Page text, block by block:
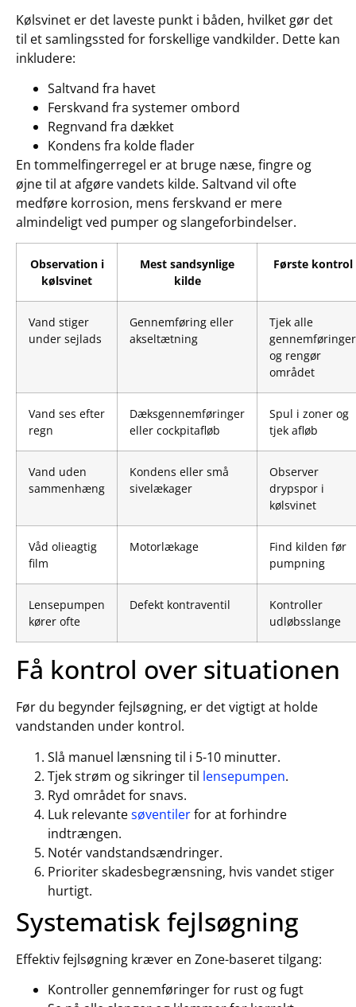
Kølsvinet er det laveste punkt i båden, hvilket gør det
til et samlingssted for forskellige vandkilder. Dette kan
inkludere:
Saltvand fra havet
Ferskvand fra systemer ombord
Regnvand fra dækket
Kondens fra kolde flader
En tommelfingerregel er at bruge næse, fingre og
øjne til at afgøre vandets kilde. Saltvand vil ofte
medføre korrosion, mens ferskvand er mere
almindeligt ved pumper og slangeforbindelser.
Observation i
kølsvinet
Mest sandsynlige
kilde
Første kontrol
Vand stiger
under sejlads
Gennemføring eller
akseltætning
Tjek alle
gennemføringer
og rengør
området
Vand ses efter
regn
Dæksgennemføringer
eller cockpitafløb
Spul i zoner og
tjek afløb
Vand uden
sammenhæng
Kondens eller små
sivelækager
Observer
drypspor i
kølsvinet
Våd olieagtig
film
Motorlækage
Find kilden før
pumpning
Lensepumpen
kører ofte
Defekt kontraventil
Kontroller
udløbsslange
Få kontrol over situationen
Før du begynder fejlsøgning, er det vigtigt at holde
vandstanden under kontrol.
Slå manuel lænsning til i 5-10 minutter.
Tjek strøm og sikringer til lensepumpen.
Ryd området for snavs.
Luk relevantesøventilerfor at forhindre
indtrængen.
Notér vandstandsændringer.
Prioriter skadesbegrænsning, hvis vandet stiger
hurtigt.
Systematisk fejlsøgning
Effektiv fejlsøgning kræver en Zone-baseret tilgang:
Kontroller gennemføringer for rust og fugt